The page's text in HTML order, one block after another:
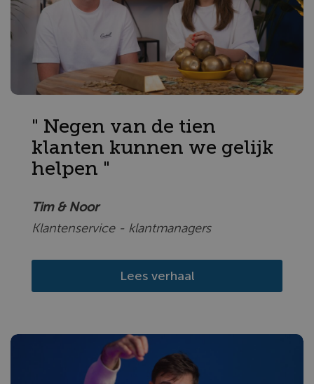
" Negen van de tien
klanten kunnen we gelijk
helpen "
Tim & Noor
Klantenservice - klantmanagers
Lees verhaal